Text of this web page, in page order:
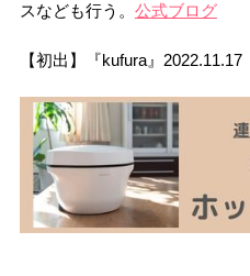
スなども行う。 公式ブログ
【初出】『kufura』2022.11.17